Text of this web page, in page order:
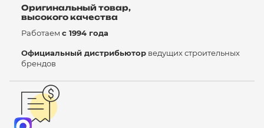
Оригинальный товар,
высокого качества
Работаем с 1994 года
Официальный дистрибьютор ведущих строительных
брендов